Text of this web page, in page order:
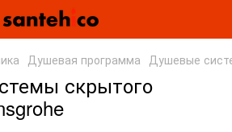
Душевая программа Душевые
скрытого